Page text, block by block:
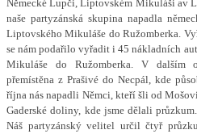
Německé Lupči, Liptovském Mikuláši av
naše partyzánská skupina napadla
Liptovského Mikuláše do Ružomberka.
se nám podařilo vyřadit i 45 nákladních
Mikuláše do Ružomberka. V dalším
přemístěna z Prašivé do Necpál, kde
října nás napadli Němci, kteří šli od
Gaderské doliny, kde jsme dělali
Náš partyzánský velitel určil čtyř